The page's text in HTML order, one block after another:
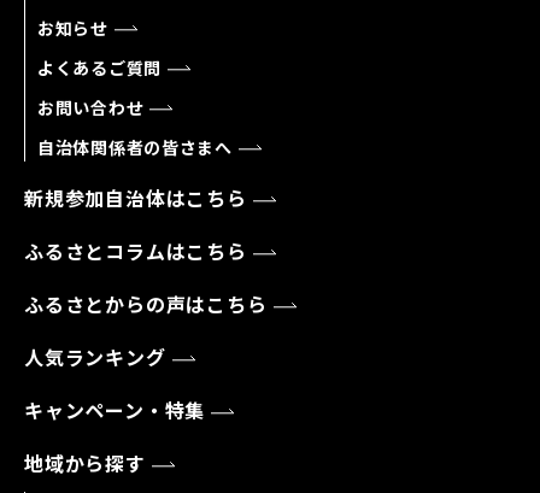
お知らせ
よくあるご質問
お問い合わせ
自治体関係者の皆さまへ
新規参加自治体はこちら
ふるさとコラムはこちら
ふるさとからの声はこちら
人気ランキング
キャンペーン・特集
地域から探す